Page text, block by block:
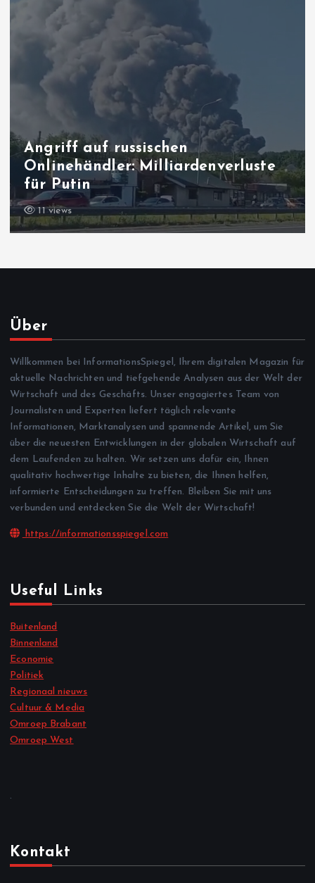
Anfang August, 13 Jahre später:
Post aus der Vergangenheit
12 views
Über
Willkommen bei InformationsSpiegel, Ihrem digitalen Magazin für
aktuelle Nachrichten und tiefgehende Analysen aus der Welt der
Wirtschaft und des Geschäfts. Unser engagiertes Team von
Journalisten und Experten liefert täglich relevante
Informationen, Marktanalysen und spannende Artikel, um Sie
über die neuesten Entwicklungen in der globalen Wirtschaft auf
dem Laufenden zu halten. Wir setzen uns dafür ein, Ihnen
qualitativ hochwertige Inhalte zu bieten, die Ihnen helfen,
informierte Entscheidungen zu treffen. Bleiben Sie mit uns
verbunden und entdecken Sie die Welt der Wirtschaft!
https://informationsspiegel.com
Useful Links
Buitenland
Binnenland
Economie
Politiek
Regionaal nieuws
Cultuur & Media
Omroep Brabant
Omroep West
.
Kontakt